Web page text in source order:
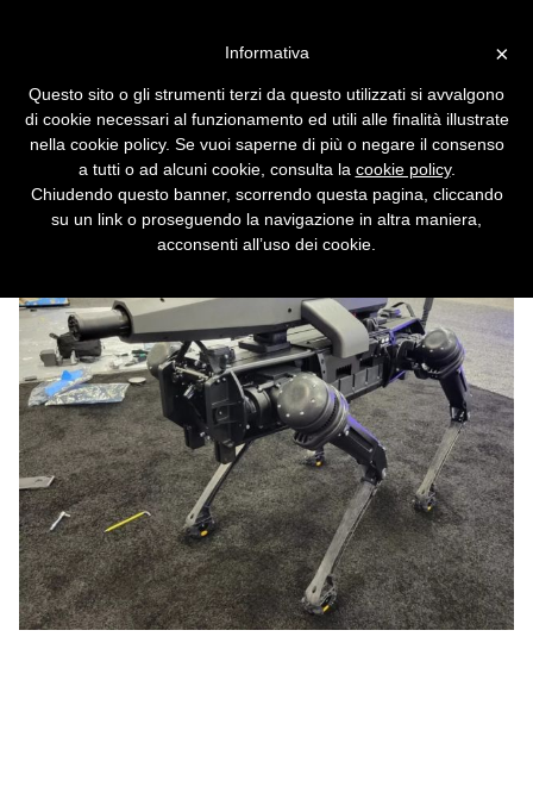
armati di fucili di precisione
Il primo robot quadrupede destinato ai campi
di battaglia è realtà.
×
Informativa
Questo sito o gli strumenti terzi da questo utilizzati si avvalgono
di cookie necessari al funzionamento ed utili alle finalità illustrate
nella cookie policy. Se vuoi saperne di più o negare il consenso
a tutti o ad alcuni cookie, consulta la cookie policy.
Chiudendo questo banner, scorrendo questa pagina, cliccando
su un link o proseguendo la navigazione in altra maniera,
acconsenti all’uso dei cookie.